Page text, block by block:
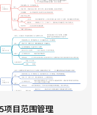
项目范围管理